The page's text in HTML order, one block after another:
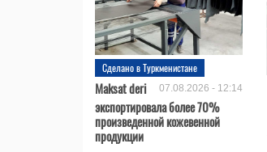
Сделано в Туркменистане
07.08.2026 - 12:14
Maksat deri
экспортировала более 70%
произведенной кожевенной
продукции